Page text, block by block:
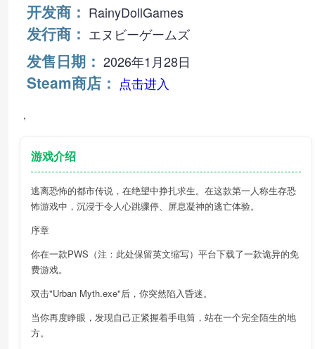
开发商： RainyDollGames
发行商： エヌビーゲームズ
发售日期： 2026年1月28日
Steam商店： 点击进入
，
游戏介绍
逃离恐怖的都市传说，在绝望中挣扎求生。在这款第一人称生存恐
怖游戏中，沉浸于令人心跳骤停、屏息凝神的逃亡体验。
序章
你在一款PWS（注：此处保留英文缩写）平台下载了一款诡异的免
费游戏。
双击"Urban Myth.exe"后，你突然陷入昏迷。
当你再度睁眼，发现自己正紧握着手电筒，站在一个完全陌生的地
方。